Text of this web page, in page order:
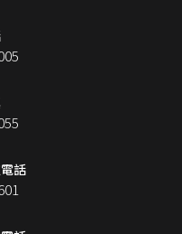
話